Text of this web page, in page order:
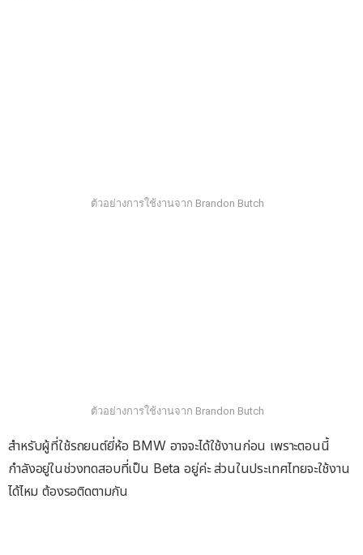
ตัวอย่างการใช้งานจาก Brandon Butch
ตัวอย่างการใช้งานจาก Brandon Butch
สำหรับผู้ที่ใช้รถยนต์ยี่ห้อ BMW อาจจะได้ใช้งานก่อน เพราะตอนนี้
กำลังอยู่ในช่วงทดสอบที่เป็น Beta อยู่ค่ะ ส่วนในประเทศไทยจะใช้งาน
ได้ไหม ต้องรอติดตามกัน